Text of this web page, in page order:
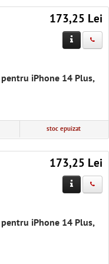
173,25 Lei
iPhone 14 Plus,
stoc epuizat
173,25 Lei
iPhone 14 Plus,